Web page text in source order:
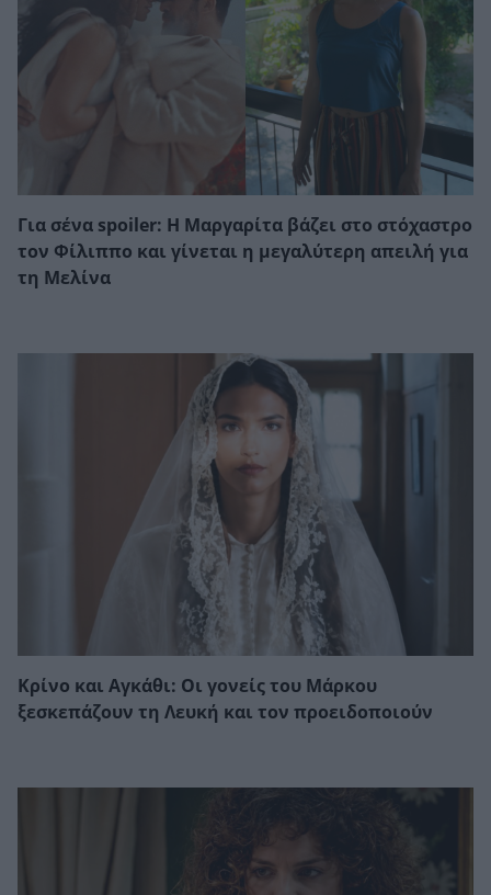
Για σένα spoiler: Η Μαργαρίτα βάζει στο στόχαστρο
τον Φίλιππο και γίνεται η μεγαλύτερη απειλή για
τη Μελίνα
Κρίνο και Αγκάθι: Οι γονείς του Μάρκου
ξεσκεπάζουν τη Λευκή και τον προειδοποιούν